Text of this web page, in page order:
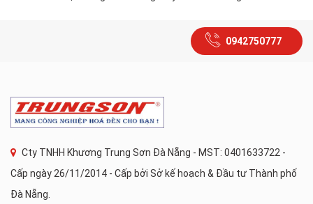
0942750777
Cty TNHH Khương Trung Sơn Đà Nẵng - MST: 0401633722 -
Cấp ngày 26/11/2014 - Cấp bởi Sở kế hoạch & Đầu tư Thành phố
Đà Nẵng.